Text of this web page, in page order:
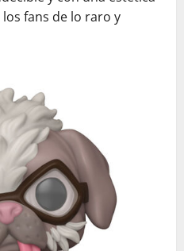
fans de lo raro y